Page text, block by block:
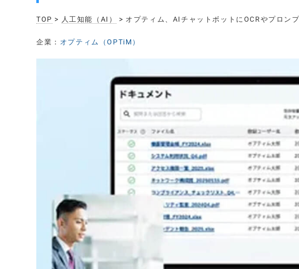
TOP > 人工知能（AI） > オプティム、AIチャットボットにOCRやプロン
企業： オプティム（OPTiM）